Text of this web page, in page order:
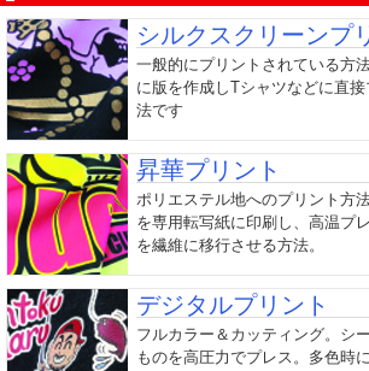
シルクスクリーンプ
一般的にプリントされている方
に版を作成しTシャツなどに直
法です
昇華プリント
ポリエステル地へのプリント方
を専用転写紙に印刷し、高温プ
を繊維に移行させる方法。
デジタルプリント
フルカラー＆カッティング。シ
ものを高圧力でプレス。多色時